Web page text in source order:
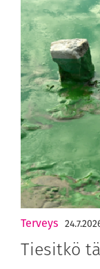
Terveys
Tiesitkö